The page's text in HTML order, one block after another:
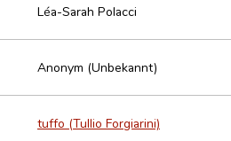
Léa-Sarah Polacci
Anonym (Unbekannt)
tuffo (Tullio Forgiarini)